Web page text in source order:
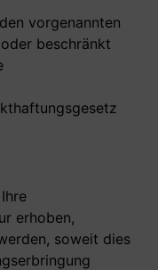
vorgenannten
beschränkt
erhoben,
soweit dies